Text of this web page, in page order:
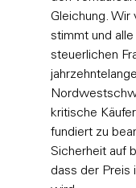
Gleichung. Wir
stimmt und
steuerlichen
kritische
fundiert zu
Sicherheit auf
dass der Preis